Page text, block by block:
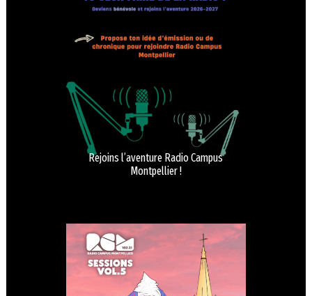
Rejoins l’aventure Radio Campus
Montpellier !